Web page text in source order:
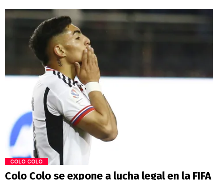
COLO COLO
Colo Colo se expone a lucha legal en la FIFA